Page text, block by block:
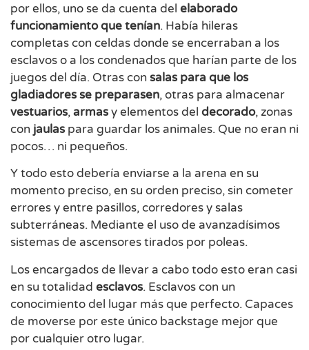
por ellos, uno se da cuenta del elaborado
funcionamiento que tenían. Había hileras
completas con celdas donde se encerraban a los
esclavos o a los condenados que harían parte de los
juegos del día. Otras con salas para que los
gladiadores se preparasen, otras para almacenar
vestuarios,armasy elementos del decorado, zonas
con jaulas para guardar los animales. Que no eran ni
pocos… ni pequeños.
Y todo esto debería enviarse a la arena en su
momento preciso, en su orden preciso, sin cometer
errores y entre pasillos, corredores y salas
subterráneas. Mediante el uso de avanzadísimos
sistemas de ascensores tirados por poleas.
Los encargados de llevar a cabo todo esto eran casi
en su totalidad esclavos. Esclavos con un
conocimiento del lugar más que perfecto. Capaces
de moverse por este único backstage mejor que
por cualquier otro lugar.